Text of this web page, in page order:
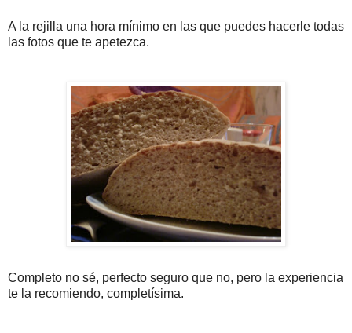
A la rejilla una hora mínimo en las que puedes hacerle todas
las fotos que te apetezca.
Completo no sé, perfecto seguro que no, pero la experiencia
te la recomiendo, completísima.